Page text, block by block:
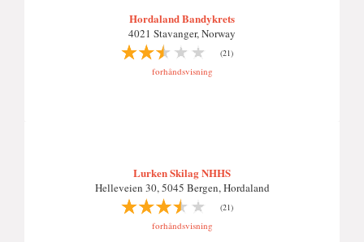
Hordaland Bandykrets
4021 Stavanger, Norway
(21)
forhåndsvisning
Lurken Skilag NHHS
Helleveien 30, 5045 Bergen, Hordaland
(21)
forhåndsvisning